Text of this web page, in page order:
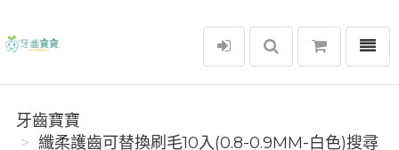
牙齒寶寶
選單
牙齒寶寶
纖柔護齒可替換刷毛10入(0.8-0.9MM-白色)搜尋